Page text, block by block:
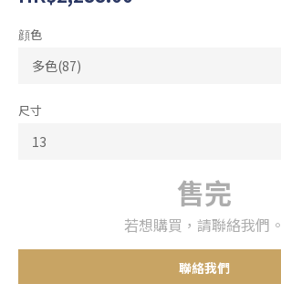
顔色
尺寸
售完
若想購買，請聯絡我們。
聯絡我們